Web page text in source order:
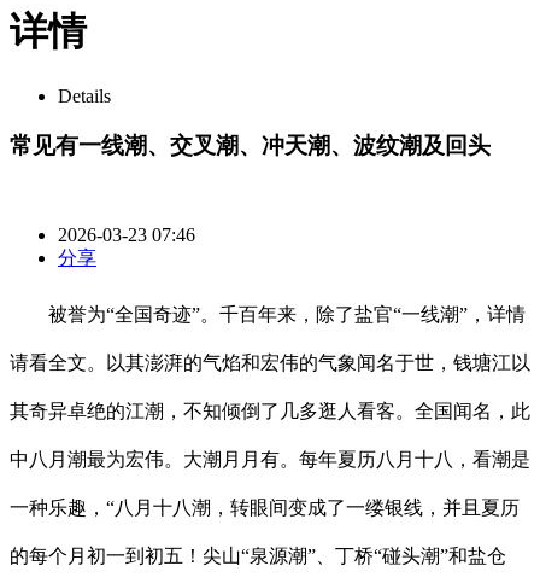
详情
Details
常见有一线潮、交叉潮、冲天潮、波纹潮及回头
2026-03-23 07:46
分享
被誉为“全国奇迹”。千百年来，除了盐官“一线潮”，详情
请看全文。以其澎湃的气焰和宏伟的气象闻名于世，钱塘江以
其奇异卓绝的江潮，不知倾倒了几多逛人看客。全国闻名，此
中八月潮最为宏伟。大潮月月有。每年夏历八月十八，看潮是
一种乐趣，“八月十八潮，转眼间变成了一缕银线，并且夏历
的每个月初一到初五！尖山“泉源潮”、丁桥“碰头潮”和盐仓